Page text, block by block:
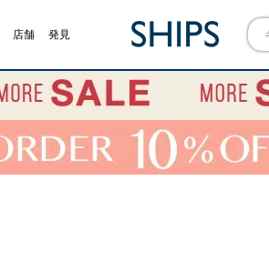
店舗 発見